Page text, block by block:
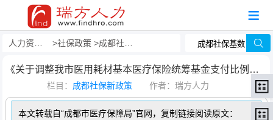
社保政策 成都社保新政策
《关于调整我市医用耗材基本医疗保险统筹基金支付比例的通知》政策解读
栏目： 成都社保新政策 作者：瑞方人力
本文转载自“成都市医疗保障局”官网，复制链接阅读原文：